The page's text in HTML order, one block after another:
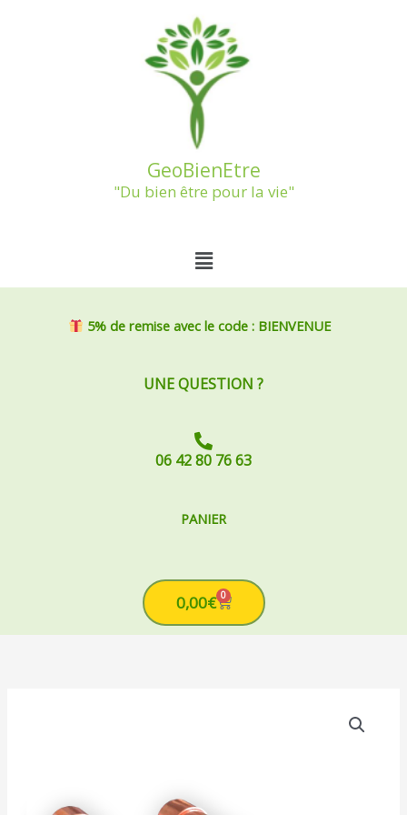
GeoBienEtre
"Du bien être pour la vie"
Menu
5% de remise avec le code : BIENVENUE
UNE QUESTION ?
06 42 80 76 63
PANIER
0,00€ 0
Cart
cuivre